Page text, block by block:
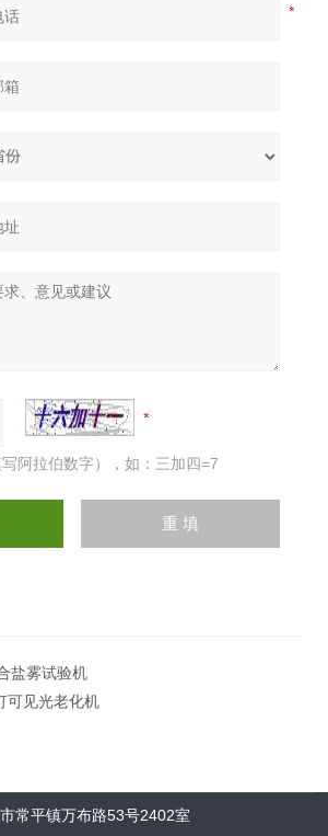
阿拉伯数字），如：三加四=7
盐雾试验机
可见光老化机
常平镇万布路53号2402室